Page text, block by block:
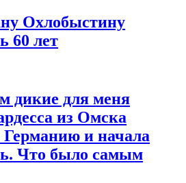
Охлобыстину
60 лет
дикие для меня
из Омска
Германию и начала
Что было самым